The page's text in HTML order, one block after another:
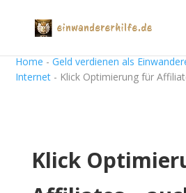
Home -Geld verdienen als
Internet - Klick Optimierung für
Klick